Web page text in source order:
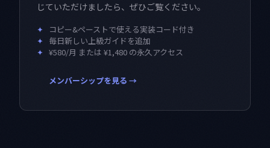
じていただけましたら、ぜひご覧ください。
✦
コピー&ペーストで使える実装コード付き
✦ 毎日新しい上級ガイドを追加
✦ ¥580/月 または ¥1,480 の永久アクセス
メンバーシップを見る →